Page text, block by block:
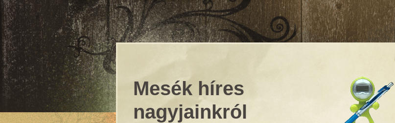
Mesék híres
nagyjainkról